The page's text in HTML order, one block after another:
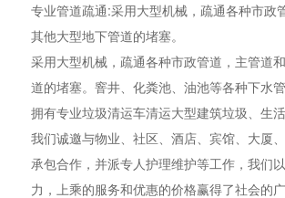
专业管道疏通:采用大型机械，疏通各种市政
其他大型地下管道的堵塞。
采用大型机械，疏通各种市政管道，主管道
道的堵塞。窨井、化粪池、油池等各种下水
拥有专业垃圾清运车清运大型建筑垃圾、生
我们诚邀与物业、社区、酒店、宾馆、大厦
承包合作，并派专人护理维护等工作，我们
力，上乘的服务和优惠的价格赢得了社会的